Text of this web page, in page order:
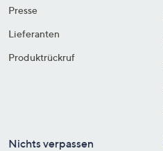
Presse
Lieferanten
Produktrückruf
Nichts verpassen